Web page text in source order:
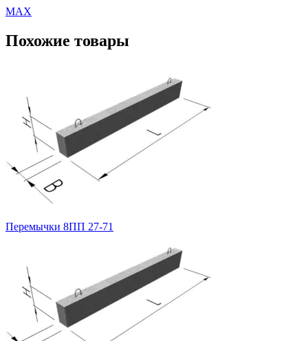
MAX
Похожие товары
Перемычки 8ПП 27-71